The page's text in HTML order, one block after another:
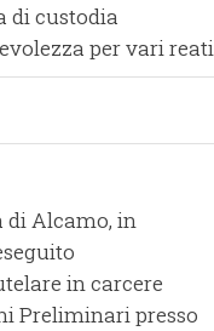
di custodia
per vari reati
di Alcamo, in
in carcere
Preliminari presso